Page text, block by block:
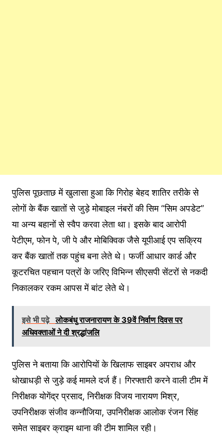
पुलिस पूछताछ में खुलासा हुआ कि गिरोह बेहद शातिर तरीके से
लोगों के बैंक खातों से जुड़े मोबाइल नंबरों की सिम “सिम अपडेट”
या अन्य बहानों से स्वैप करवा लेता था। इसके बाद आरोपी
पेटीएम, फोन पे, जी पे और मोबिक्विक जैसे यूपीआई एप सक्रिय
कर बैंक खातों तक पहुंच बना लेते थे। फर्जी आधार कार्ड और
कूटरचित पहचान पत्रों के जरिए विभिन्न सीएसपी सेंटरों से नकदी
निकालकर रकम आपस में बांट लेते थे।
इसे भी पढ़े लोकबंधु राजनारायण के 39वें निर्वाण दिवस पर
अधिवक्ताओं ने दी श्रद्धांजलि
पुलिस ने बताया कि आरोपियों के खिलाफ साइबर अपराध और
धोखाधड़ी से जुड़े कई मामले दर्ज हैं। गिरफ्तारी करने वाली टीम में
निरीक्षक योगेंद्र प्रसाद, निरीक्षक विजय नारायण मिश्र,
उपनिरीक्षक संजीव कन्नौजिया, उपनिरीक्षक आलोक रंजन सिंह
समेत साइबर क्राइम थाना की टीम शामिल रही।